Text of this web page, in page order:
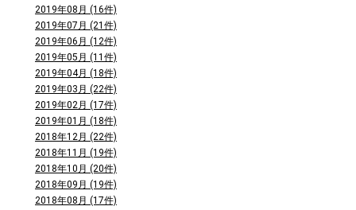
2019年08月 (16件)
2019年07月 (21件)
2019年06月 (12件)
2019年05月 (11件)
2019年04月 (18件)
2019年03月 (22件)
2019年02月 (17件)
2019年01月 (18件)
2018年12月 (22件)
2018年11月 (19件)
2018年10月 (20件)
2018年09月 (19件)
2018年08月 (17件)